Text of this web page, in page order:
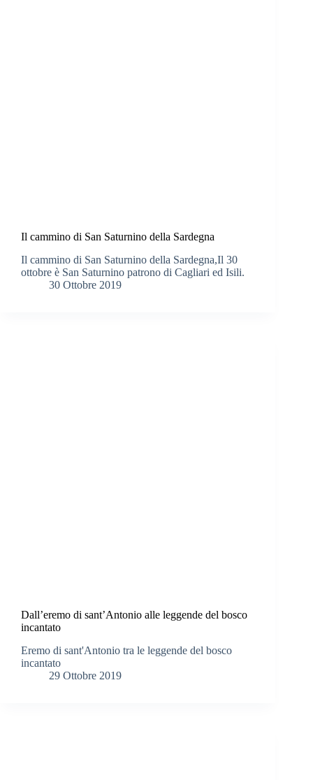
Il cammino di San Saturnino della Sardegna
Il cammino di San Saturnino della Sardegna,Il 30
ottobre è San Saturnino patrono di Cagliari ed Isili.
30 Ottobre 2019
Dall’eremo di sant’Antonio alle leggende del bosco
incantato
Eremo di sant'Antonio tra le leggende del bosco
incantato
29 Ottobre 2019